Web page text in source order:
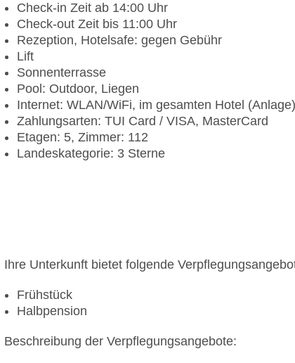
Check-in Zeit ab 14:00 Uhr
Check-out Zeit bis 11:00 Uhr
Rezeption, Hotelsafe: gegen Gebühr
Lift
Sonnenterrasse
Pool: Outdoor, Liegen
Internet: WLAN/WiFi, im gesamten Hotel (Anlage)
Zahlungsarten: TUI Card / VISA, MasterCard
Etagen: 5, Zimmer: 112
Landeskategorie: 3 Sterne
Ihre Unterkunft bietet folgende
Frühstück
Halbpension
Beschreibung der Verpflegungsangebote: